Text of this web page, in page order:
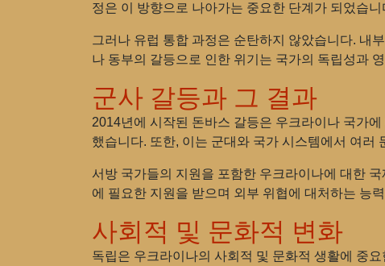
정은 이 방향으로 나아가는 중요한 단계가 되었습
그러나 유럽 통합 과정은 순탄하지 않았습니다. 내
나 동부의 갈등으로 인한 위기는 국가의 독립성과
군사 갈등과 그 결과
2014년에 시작된 돈바스 갈등은 우크라이나 국가
했습니다. 또한, 이는 군대와 국가 시스템에서 여러
서방 국가들의 지원을 포함한 우크라이나에 대한
에 필요한 지원을 받으며 외부 위협에 대처하는 능
사회적 및 문화적 변화
독립은 우크라이나의 사회적 및 문화적 생활에 중